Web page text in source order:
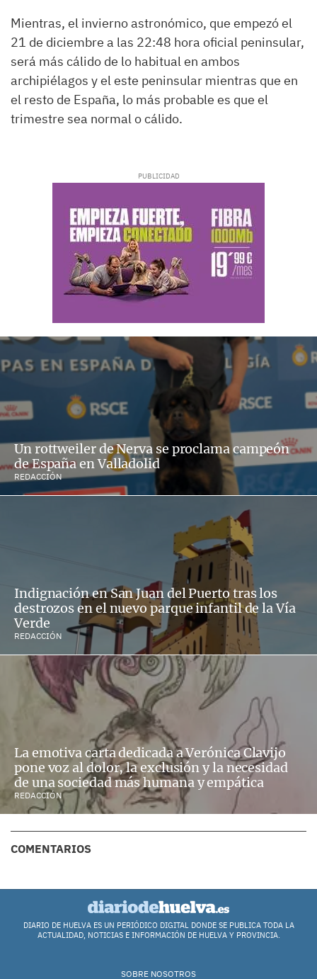
Mientras, el invierno astronómico, que empezó el
21 de diciembre a las 22:48 hora oficial peninsular,
será más cálido de lo habitual en ambos
archipiélagos y el este peninsular mientras que en
el resto de España, lo más probable es que el
trimestre sea normal o cálido.
Un rottweiler de Nerva se proclama campeón
de España en Valladolid
REDACCIÓN
Indignación en San Juan del Puerto tras los
destrozos en el nuevo parque infantil de la Vía
Verde
REDACCIÓN
La emotiva carta dedicada a Verónica Clavijo
pone voz al dolor, la exclusión y la necesidad
de una sociedad más humana y empática
REDACCIÓN
COMENTARIOS
DIARIO DE HUELVA ES UN PERIÓDICO DIGITAL DONDE SE PUBLICA TODA LA
ACTUALIDAD, NOTICIAS E INFORMACIÓN DE HUELVA Y PROVINCIA.
SOBRE NOSOTROS